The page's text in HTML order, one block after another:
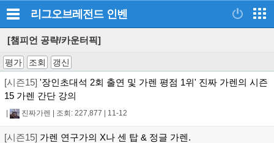
리그오브레전드 인벤
[챔피언 공략/카운터픽]
평가 조회 갱신
[시즌15] '장인초대석 2회 출연 및 가렌 평점 1위' 진짜 가렌의 시즌
15 가렌 간단 강의
진짜가렌 조회: 227,877 11-12
[시즌15] 가렌 연구가의 X나 센 탑 & 정글 가렌.